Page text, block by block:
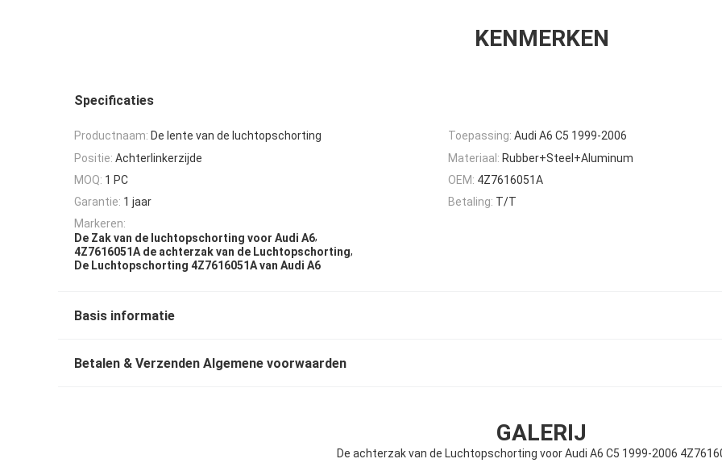
KENMERKEN
Specificaties
Productnaam: De lente van de luchtopschorting Toepassing: Audi A6 C5 1999-2006
Positie: Achterlinkerzijde Materiaal: Rubber+Steel+Aluminum
MOQ: 1 PC OEM: 4Z7616051A
Garantie: 1 jaar Betaling: T/T
Markeren:
De Zak van de luchtopschorting voor Audi A6,
4Z7616051A de achterzak van de Luchtopschorting,
De Luchtopschorting 4Z7616051A van Audi A6
Basis informatie
Betalen & Verzenden Algemene voorwaarden
GALERIJ
De achterzak van de Luchtopschorting voor Audi A6 C5 1999-2006